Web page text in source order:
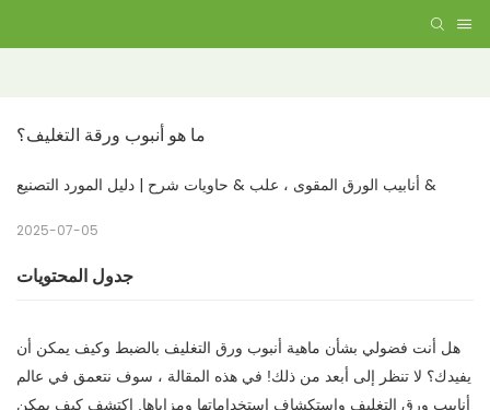
ما هو أنبوب ورقة التغليف؟
أنابيب الورق المقوى ، علب & حاويات شرح | دليل المورد التصنيع &
2025-07-05
جدول المحتويات
هل أنت فضولي بشأن ماهية أنبوب ورق التغليف بالضبط وكيف يمكن أن
يفيدك؟ لا تنظر إلى أبعد من ذلك! في هذه المقالة ، سوف نتعمق في عالم
أنابيب ورق التغليف واستكشاف استخداماتها ومزاياها. اكتشف كيف يمكن